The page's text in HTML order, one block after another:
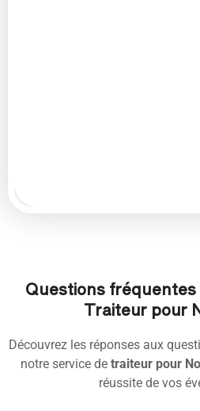
Questions
Traiteur pour
Découvrez les réponses aux
notre service de traiteur pour
réussite de vos